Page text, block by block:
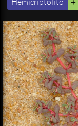
Hemicriptófito